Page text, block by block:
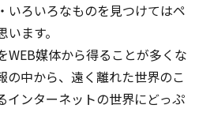
いろいろなものを見つけてはペ
ます。
WEB媒体から得ることが多くな
の中から、遠く離れた世界のこ
インターネットの世界にどっぷ